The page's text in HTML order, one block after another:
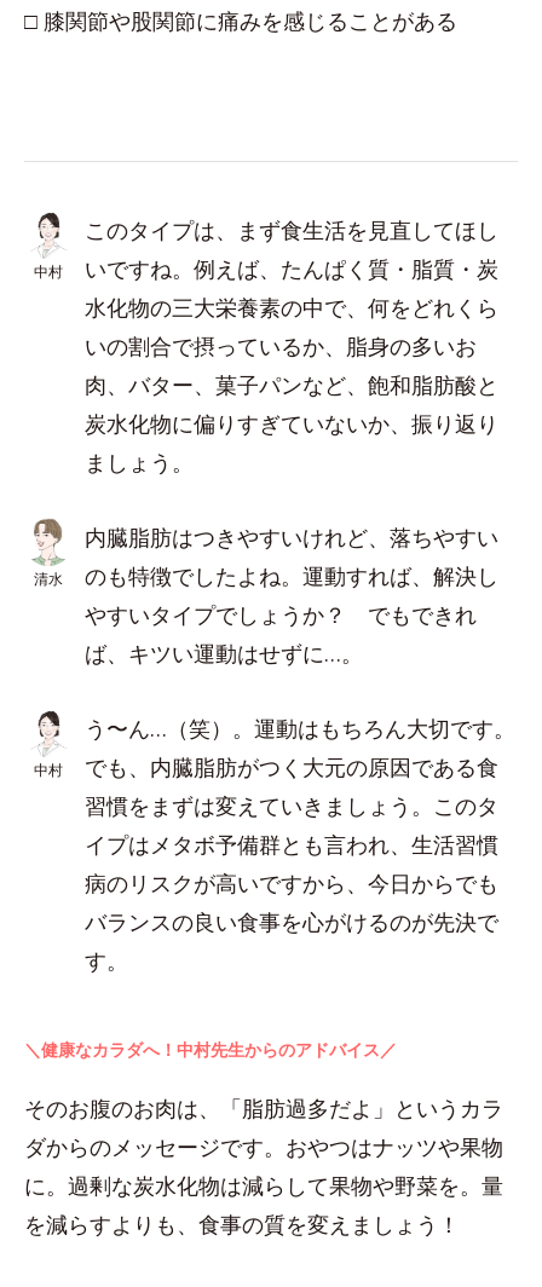
□ 膝関節や股関節に痛みを感じることがある
中村
このタイプは、まず食生活を見直してほし
いですね。例えば、たんぱく質・脂質・炭
水化物の三大栄養素の中で、何をどれくら
いの割合で摂っているか、脂身の多いお
肉、バター、菓子パンなど、飽和脂肪酸と
炭水化物に偏りすぎていないか、振り返り
ましょう。
清水
内臓脂肪はつきやすいけれど、落ちやすい
のも特徴でしたよね。運動すれば、解決し
やすいタイプでしょうか？ でもできれ
ば、キツい運動はせずに…。
中村
う〜ん…（笑）。運動はもちろん大切です。
でも、内臓脂肪がつく大元の原因である食
習慣をまずは変えていきましょう。このタ
イプはメタボ予備群とも言われ、生活習慣
病のリスクが高いですから、今日からでも
バランスの良い食事を心がけるのが先決で
す。
＼健康なカラダへ！中村先生からのアドバイス／
そのお腹のお肉は、「脂肪過多だよ」というカラ
ダからのメッセージです。おやつはナッツや果物
に。過剰な炭水化物は減らして果物や野菜を。量
を減らすよりも、食事の質を変えましょう！